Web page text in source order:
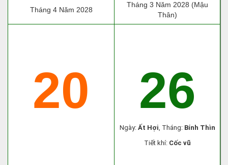
Tháng 4 Năm 2028
Tháng 3 Năm 2028 (Mậu
Thân)
20 26
Ngày: Ất Hợi, Tháng: Bính Thìn
Tiết khí: Cốc vũ